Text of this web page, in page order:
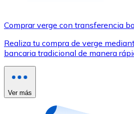
Utiliza tarjetas Visa y
Comprar con tarjeta
Comprar verge con transferencia
Realiza tu compra de verge
bancaria tradicional de manera
Ver más